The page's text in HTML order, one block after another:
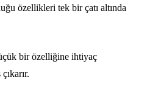
özellikleri tek bir çatı altında
bir özelliğine ihtiyaç